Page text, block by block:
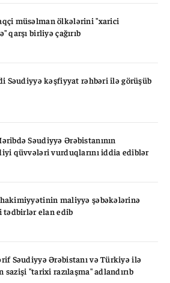
müsəlman ölkələrini "xarici
qarşı birliyə çağırıb
Səudiyyə kəşfiyyat rəhbəri ilə görüşüb
Səudiyyə Ərəbistanının
qüvvələri vurduqlarını iddia ediblər
maliyyə şəbəkələrinə
tədbirlər elan edib
Səudiyyə Ərəbistanı və Türkiyə ilə
sazişi "tarixi razılaşma" adlandırıb